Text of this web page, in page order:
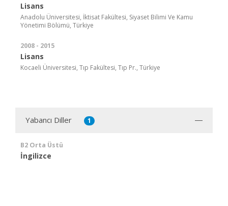
Lisans
Anadolu Üniversitesi, İktisat Fakültesi, Siyaset Bilimi Ve Kamu
Yönetimi Bölümü, Türkiye
2008 - 2015
Lisans
Kocaeli Üniversitesi, Tıp Fakültesi, Tıp Pr., Türkiye
Yabancı Diller 1
B2 Orta Üstü
İngilizce